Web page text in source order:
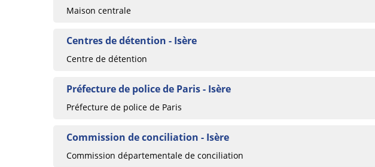
Maison centrale
Centres de détention - Isère
Centre de détention
Préfecture de police de Paris - Isère
Préfecture de police de Paris
Commission de conciliation - Isère
Commission départementale de conciliation